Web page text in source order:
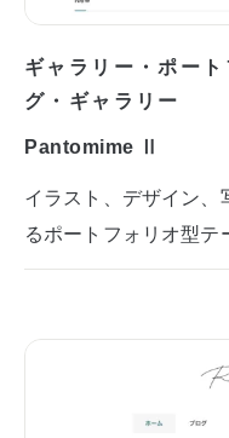
ギャラリー・ポー
グ・ギャラリー
Pantomime Ⅱ
イラスト、デザイン
るポートフォリオ型テ